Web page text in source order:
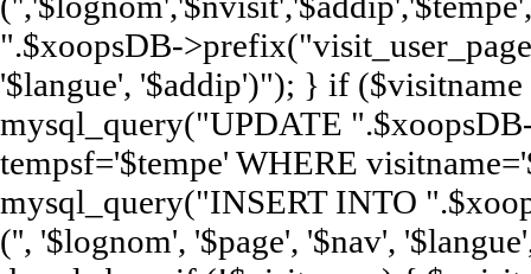
".$xoopsDB-
'$langue', '$addip')"); } if
mysql_query("UPDATE
tempsf='$tempe' WHERE
mysql_query("INSERT INTO
('', '$lognom', '$page', '$nav',